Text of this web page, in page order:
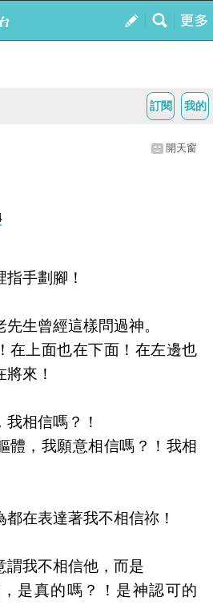
我的
訂閱
開天窗
手劃腳！
生曾經這樣問過神。
在上面也在下面！在左邊也
來！
相信嗎？！
體，我願意相信嗎？！我相
在表達著我不相信祢！
謂我不相信他，而是
是真的嗎？！是神認可的